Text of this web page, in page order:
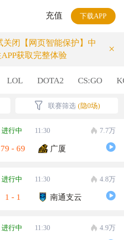
充值 下载APP
闭【网页智能保护】中
获取完整体验
×
LOL DOTA2 CS:GO
联赛筛选 (隐0场)
进行中 11:30 7.7万
79 - 69 广厦
进行中 11:30 4.8万
1 - 1 南通支云
进行中 11:30 4.9万